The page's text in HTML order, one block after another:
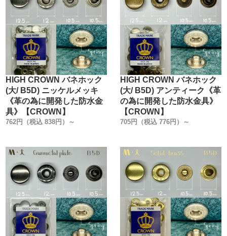
HIGH CROWN バネホック
(大/ B5D) ニッケルメッキ
《革の為に開発した防水金
具》【CROWN】
762円（税込 838円）～
HIGH CROWN バネホック
(大/ B5D) アンティーク《革
の為に開発した防水金具》
【CROWN】
705円（税込 776円）～